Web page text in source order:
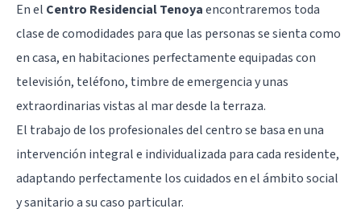
En el Centro Residencial Tenoyaencontraremos toda
clase de comodidades para que las personas se sienta como
en casa, en habitaciones perfectamente equipadas con
televisión, teléfono, timbre de emergencia y unas
extraordinarias vistas al mar desde la terraza.
El trabajo de los profesionales del centro se basa en una
intervención integral e individualizada para cada residente,
adaptando perfectamente los cuidados en el ámbito social
y sanitario a su caso particular.